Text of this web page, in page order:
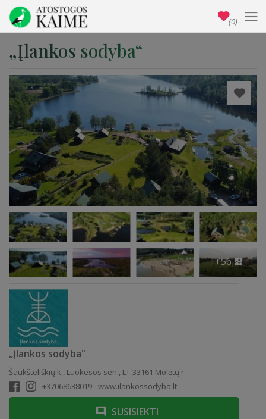
„Įlankos sodyba“
+56
„Įlankos sodyba"
Šaukšteliškių k., Luokesos sen., LT-33161 Molėtų r.
+37068638019 www.ilankossodyba.lt
SUSISIEKTI
(0)